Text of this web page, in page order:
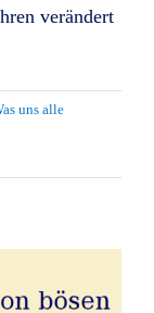
verändert
uns alle